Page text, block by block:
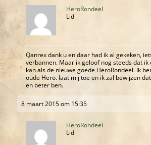
HeroRondeel
Lid
Qanrex dank u en daar had ik al gekeken,
verbannen. Maar ik geloof nog steeds dat ik
kan als de nieuwe goede HeroRondeel. Ik
oude Hero. laat mij toe en ik zal bewijzen
en beter ben.
8 maart 2015 om 15:35
HeroRondeel
Lid